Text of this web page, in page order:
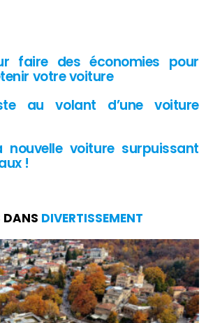
faire des économies pour
votre voiture
au volant d’une voiture
voiture surpuissant
!
DANS DIVERTISSEMENT